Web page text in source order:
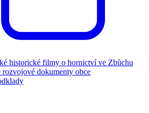
historické filmy o hornictví ve Zbůchu
rozvojové dokumenty obce